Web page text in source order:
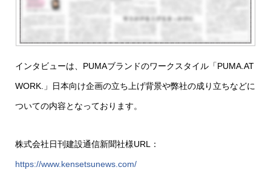
インタビューは、PUMAブランドのワークスタイル「PUMA.AT
WORK.」日本向け企画の立ち上げ背景や弊社の成り立ちなどに
ついての内容となっております。
株式会社日刊建設通信新聞社様URL：
https://www.kensetsunews.com/